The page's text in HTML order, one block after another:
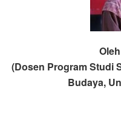
(Dosen Program Studi
Budaya,